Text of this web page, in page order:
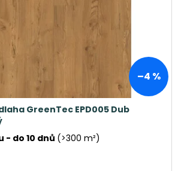
–4 %
GreenTec EPD005 Dub
- do 10 dnů (>300 m²)